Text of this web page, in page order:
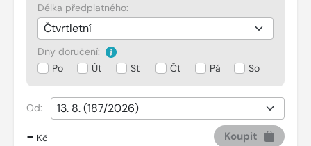
Délka předplatného:
Dny doručení:
Po
Út St Čt Pá So
Od:
- Kč Koupit